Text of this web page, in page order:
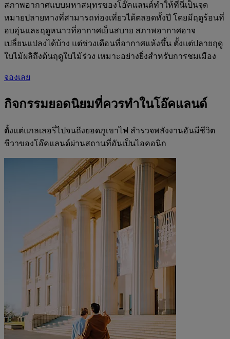
สภาพอากาศแบบมหาสมุทรของโอ๊คแลนด์ทำให้ที่นี่เป็นจุด
หมายปลายทางที่สามารถท่องเที่ยวได้ตลอดทั้งปี โดยมีฤดูร้อนที่
อบอุ่นและฤดูหนาวที่อากาศเย็นสบาย สภาพอากาศอาจ
เปลี่ยนแปลงได้บ้าง แต่ช่วงเดือนที่อากาศแห้งขึ้น ตั้งแต่ปลายฤดู
ใบไม้ผลิถึงต้นฤดูใบไม้ร่วง เหมาะอย่างยิ่งสำหรับการชมเมือง
จองเลย
กิจกรรมยอดนิยมที่ควรทำในโอ๊คแลนด์
ตั้งแต่แกลเลอรี่ไปจนถึงยอดภูเขาไฟ สำรวจพลังงานอันมีชีวิต
ชีวาของโอ๊คแลนด์ผ่านสถานที่อันเป็นไอคอนิก